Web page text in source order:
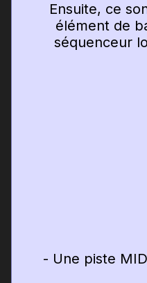
Ensuite, ce
élément de
séquenceur
- Une piste